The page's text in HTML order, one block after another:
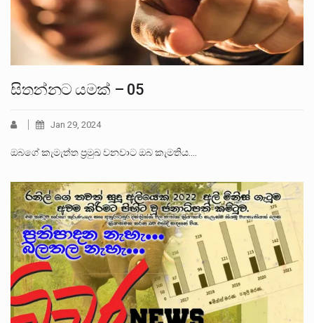
සිතන්නට යමක් – 05
Jan 29, 2024
ඔබගේ කැමැත්ත ප්‍රමුඛ වනවාට ඔබ කැමතිය.…